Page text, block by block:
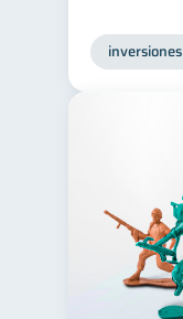
inversiones